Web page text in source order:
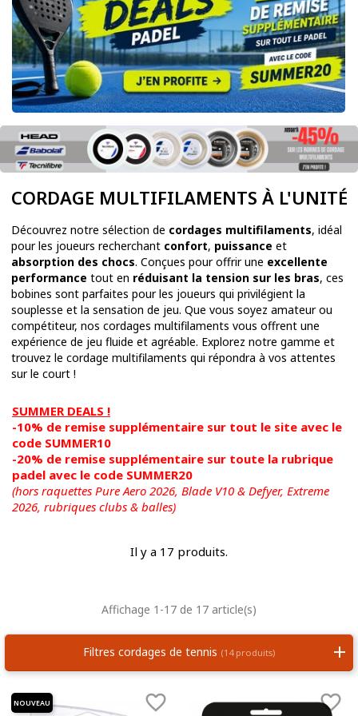
CORDAGE MULTIFILAMENTS À L'UNITÉ
Découvrez notre sélection de cordages multifilaments, idéal
pour les joueurs recherchant confort, puissance et
absorption des chocs. Conçues pour offrir une excellente
performance tout en réduisant la tension sur les bras, ces
bobines sont parfaites pour les joueurs qui privilégient la
souplesse et la sensation de jeu. Que vous soyez amateur ou
compétiteur, nos cordages multifilaments vous offrent une
expérience de jeu fluide et agréable. Explorez notre gamme et
trouvez le cordage multifilaments qui répondra à vos attentes
sur le court !
SUMMER DEALS !
-10% de remise supplémentaire sur tout le site avec le
code SUMMER10
-20% de remise supplémentaire sur toute la rubrique
padel avec le code SUMMER20
(hors raquettes Pure Aero 2026, Blade V10 & Defyer, Extreme
2026, rubriques clubs & balles)
Il y a 17 produits.
Affichage 1-17 de 17 article(s)
Filtres cordages de tennis (14 produits)

NOUVEAU 